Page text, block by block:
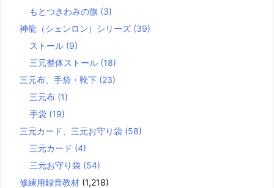
もとつきわみの旗 (3)
神龍（シェンロン）シリーズ (39)
ストール (9)
三元整体ストール (18)
三元布、手袋・靴下 (23)
三元布 (1)
手袋 (19)
三元カード、三元お守り袋 (58)
三元カード (4)
三元お守り袋 (54)
修練用録音教材 (1,218)